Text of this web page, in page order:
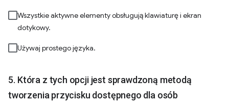
Wszystkie aktywne elementy obsługują klawiaturę i ekran
dotykowy.
Używaj prostego języka.
Która z tych opcji jest sprawdzoną metodą
tworzenia przycisku dostępnego dla osób